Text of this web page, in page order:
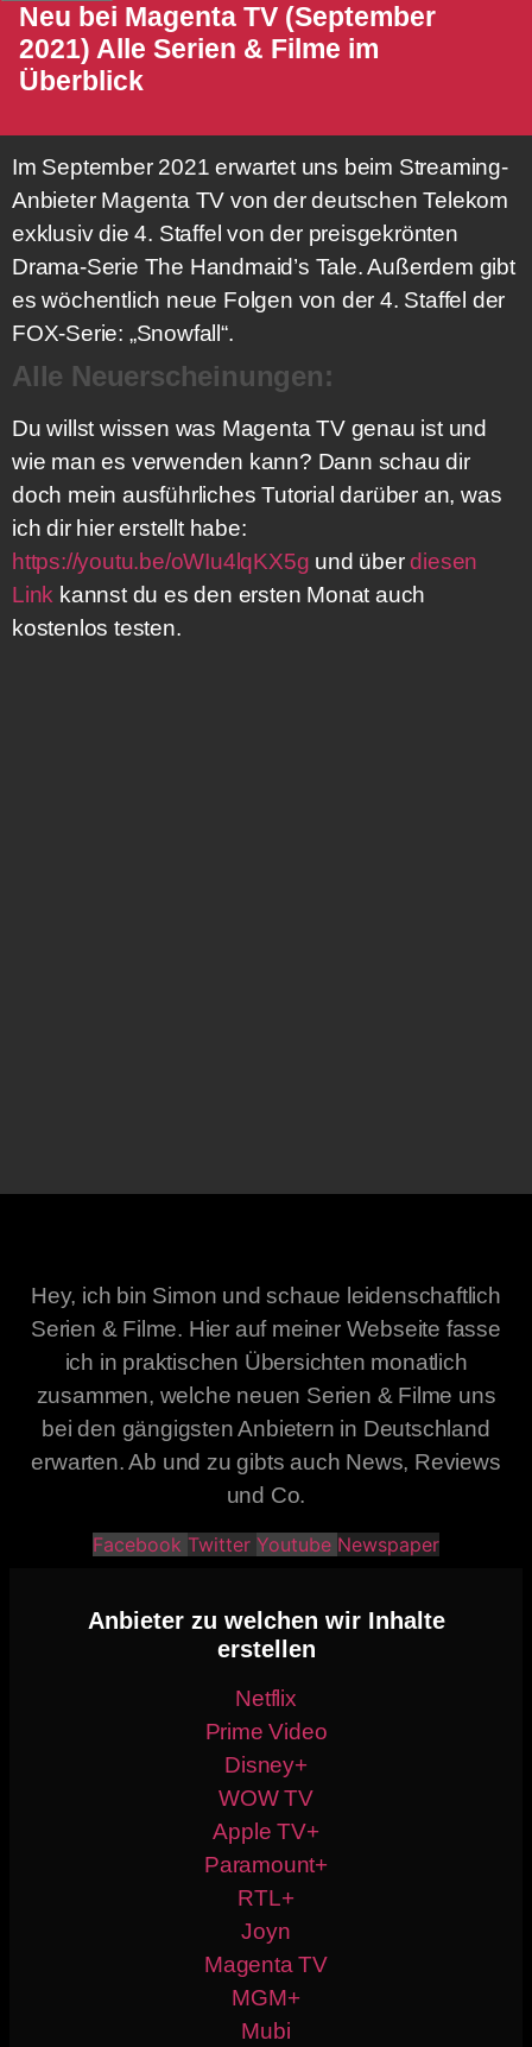
Neu bei Magenta TV (September
2021) Alle Serien & Filme im
Überblick
Im September 2021 erwartet uns beim Streaming-
Anbieter Magenta TV von der deutschen Telekom
exklusiv die 4. Staffel von der preisgekrönten
Drama-Serie The Handmaid’s Tale. Außerdem gibt
es wöchentlich neue Folgen von der 4. Staffel der
FOX-Serie: „Snowfall“.
Alle Neuerscheinungen:
Du willst wissen was Magenta TV genau ist und
wie man es verwenden kann? Dann schau dir
doch mein ausführliches Tutorial darüber an, was
ich dir hier erstellt habe:
https://youtu.be/oWIu4lqKX5g und überdiesen
Link kannst du es den ersten Monat auch
kostenlos testen.
Hey, ich bin Simon und schaue leidenschaftlich
Serien & Filme. Hier auf meiner Webseite fasse
ich in praktischen Übersichten monatlich
zusammen, welche neuen Serien & Filme uns
bei den gängigsten Anbietern in Deutschland
erwarten. Ab und zu gibts auch News, Reviews
und Co.
Facebook Twitter Youtube Newspaper
Anbieter zu welchen wir Inhalte
erstellen
Netflix
Prime Video
Disney+
WOW TV
Apple TV+
Paramount+
RTL+
Joyn
Magenta TV
MGM+
Mubi